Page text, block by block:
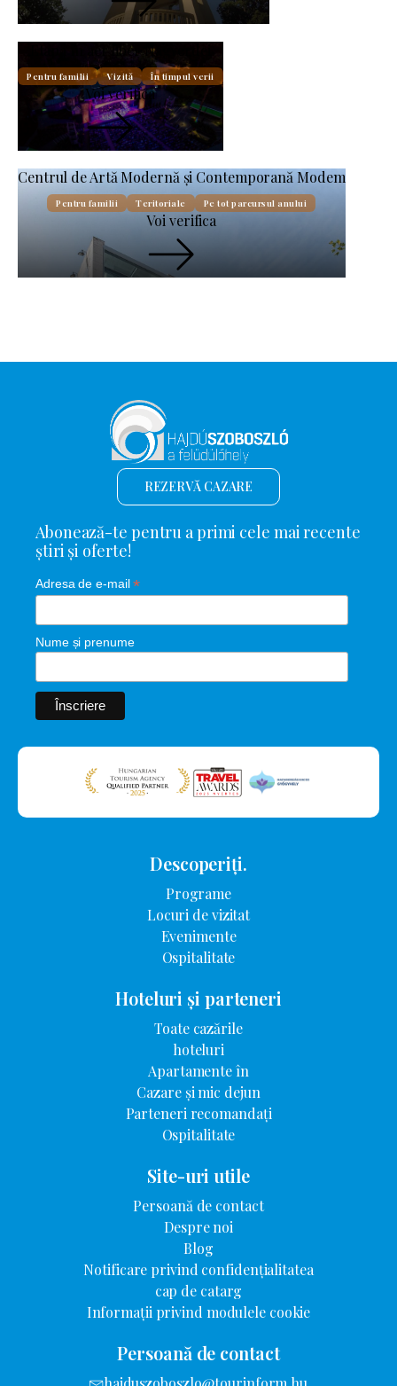
Etapa în aer liber Nagyerdei
Pentru familii Vizită În timpul verii
Voi verifica
Centrul de Artă Modernă și Contemporană Modem
Pentru familii Teritoriale Pe tot parcursul anului
Voi verifica
REZERVĂ CAZARE
Abonează-te pentru a primi cele mai recente
știri și oferte!
Adresa de e-mail*
Nume și prenume
Descoperiți.
Programe
Locuri de vizitat
Evenimente
Ospitalitate
Hoteluri și parteneri
Toate cazările
hoteluri
Apartamente în
Cazare și mic dejun
Parteneri recomandați
Ospitalitate
Site-uri utile
Persoană de contact
Despre noi
Blog
Notificare privind confidențialitatea
cap de catarg
Informații privind modulele cookie
Persoană de contact